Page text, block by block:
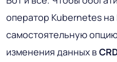
оператор Kubernetes
самостоятельную
изменения данных в